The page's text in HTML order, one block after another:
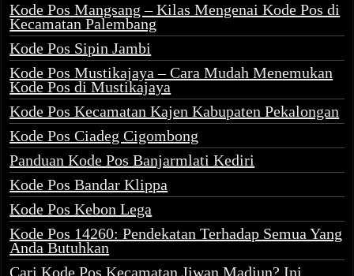
Kode Pos Mangsang – Kilas Mengenai Kode Pos di
Kecamatan Palembang
Kode Pos Sipin Jambi
Kode Pos Mustikajaya – Cara Mudah Menemukan
Kode Pos di Mustikajaya
Kode Pos Kecamatan Kajen Kabupaten Pekalongan
Kode Pos Ciadeg Cigombong
Panduan Kode Pos Banjarmlati Kediri
Kode Pos Bandar Klippa
Kode Pos Kebon Lega
Kode Pos 14260: Pendekatan Terhadap Semua Yang
Anda Butuhkan
Cari Kode Pos Kecamatan Jiwan Madiun? Ini